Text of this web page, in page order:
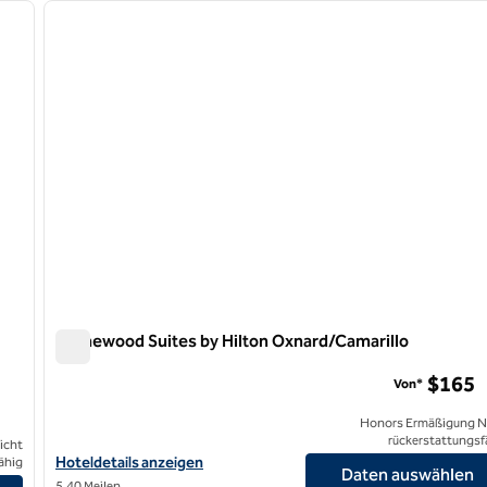
nächstes Bild
1 von 12
Homewood Suites by Hilton Oxnard/Camarillo
Hoteldetails für Homewood Suites by Hilton Oxnard/Camarillo
Hoteldetails anzeigen
Von* $165
Honors Ermäßigung
Daten auswählen